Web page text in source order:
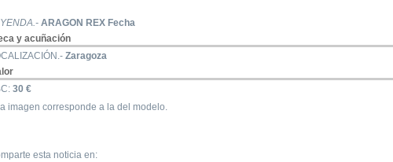
ARAGON REX Fecha
y acuñación
Zaragoza
30 €
imagen corresponde a la del modelo.
esta noticia en: